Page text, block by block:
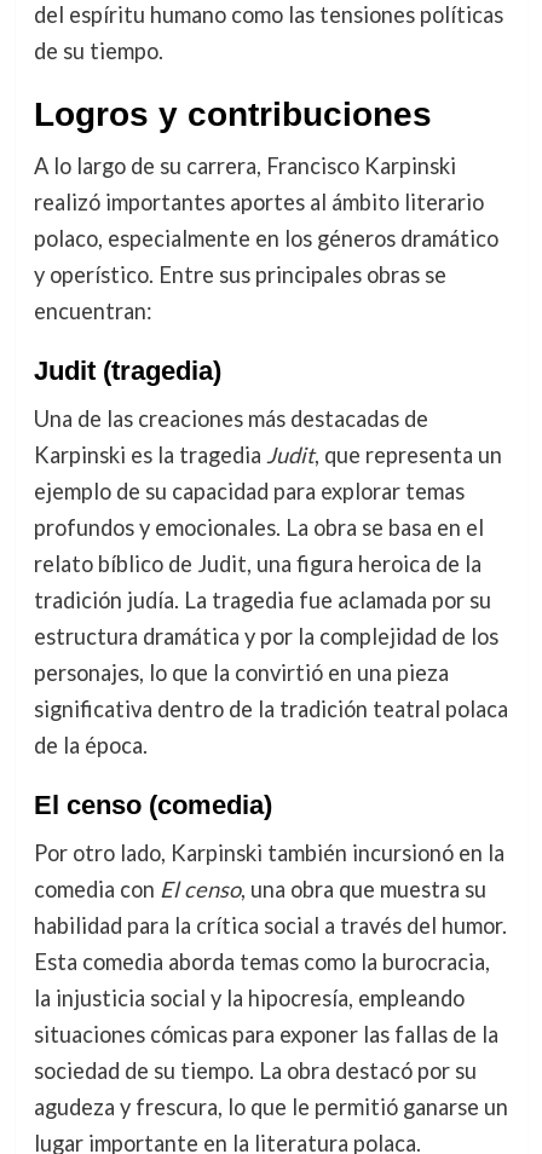
del espíritu humano como las tensiones políticas
de su tiempo.
Logros y contribuciones
A lo largo de su carrera, Francisco Karpinski
realizó importantes aportes al ámbito literario
polaco, especialmente en los géneros dramático
y operístico. Entre sus principales obras se
encuentran:
Judit(tragedia)
Una de las creaciones más destacadas de
Karpinski es la tragedia Judit, que representa un
ejemplo de su capacidad para explorar temas
profundos y emocionales. La obra se basa en el
relato bíblico de Judit, una figura heroica de la
tradición judía. La tragedia fue aclamada por su
estructura dramática y por la complejidad de los
personajes, lo que la convirtió en una pieza
significativa dentro de la tradición teatral polaca
de la época.
El censo(comedia)
Por otro lado, Karpinski también incursionó en la
comedia con El censo, una obra que muestra su
habilidad para la crítica social a través del humor.
Esta comedia aborda temas como la burocracia,
la injusticia social y la hipocresía, empleando
situaciones cómicas para exponer las fallas de la
sociedad de su tiempo. La obra destacó por su
agudeza y frescura, lo que le permitió ganarse un
lugar importante en la literatura polaca.